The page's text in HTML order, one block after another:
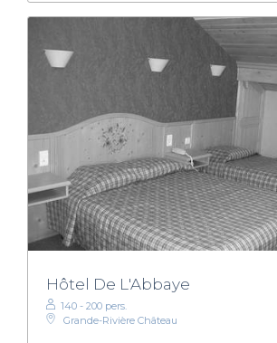
Hôtel De L'Abbaye
140 - 200 pers.
Grande-Rivière Château